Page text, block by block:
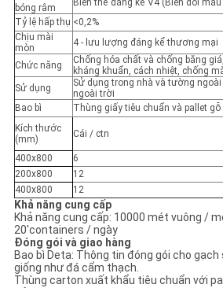
bóng râm
Biến thể đáng kể V4 (Biến đổi
Tỷ lệ hấp thụ <0,2%
Chịu mài
mòn
4 - lưu lượng đáng kể thương mại
Chức năng
Chống hóa chất và chống băng
kháng khuẩn, cách nhiệt, chống
Sử dụng
Sử dụng trong nhà và tường
ngoài trời
Bao bì
Thùng giấy tiêu chuẩn và pallet gỗ
Kích thước
(mm)
Cái / ctn
400x800
6
200x800
12
400x800
12
Khả năng cung cấp
Khả năng cung cấp: 10000 mét vuông /
20'containers / ngày
Đóng gói và giao hàng
Bao bì Deta: Thông tin đóng gói cho
giống như đá cẩm thạch.
Thùng carton xuất khẩu tiêu chuẩn với